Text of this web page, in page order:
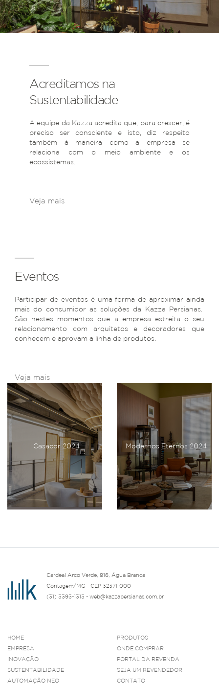
Acreditamos na
Sustentabilidade
A equipe da Kazza acredita que, para crescer, é
preciso ser consciente e isto, diz respeito
também à maneira como a empresa se
relaciona com o meio ambiente e os
ecossistemas.
Veja mais
Eventos
Participar de eventos é uma forma de aproximar ainda
mais do consumidor as soluções da Kazza Persianas.
São nestes momentos que a empresa estreita o seu
relacionamento com arquitetos e decoradores que
conhecem e aprovam a linha de produtos.
Veja mais
Casacor 2024 Modernos Eternos 2024
Cardeal Arco Verde, 816, Água Branca
Contagem/MG - CEP 32371-000
(31) 3393-1313 - web@kazzapersianas.com.br
HOME
EMPRESA
INOVAÇÃO
SUSTENTABILIDADE
AUTOMAÇÃO NEO
PRODUTOS
ONDE COMPRAR
PORTAL DA REVENDA
SEJA UM REVENDEDOR
CONTATO